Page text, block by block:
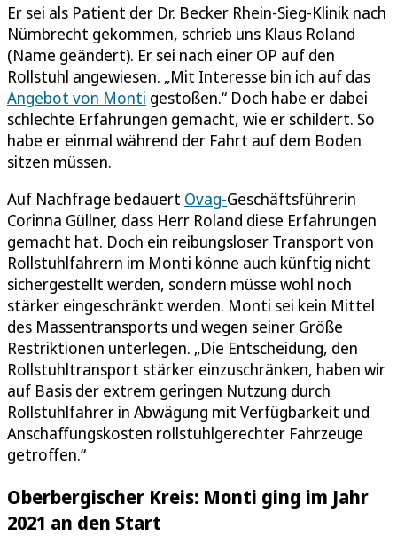
Er sei als Patient der Dr. Becker Rhein-Sieg-Klinik nach
Nümbrecht gekommen, schrieb uns Klaus Roland
(Name geändert). Er sei nach einer OP auf den
Rollstuhl angewiesen. „Mit Interesse bin ich auf das
Angebot von Monti gestoßen.“ Doch habe er dabei
schlechte Erfahrungen gemacht, wie er schildert. So
habe er einmal während der Fahrt auf dem Boden
sitzen müssen.
Auf Nachfrage bedauert Ovag-Geschäftsführerin
Corinna Güllner, dass Herr Roland diese Erfahrungen
gemacht hat. Doch ein reibungsloser Transport von
Rollstuhlfahrern im Monti könne auch künftig nicht
sichergestellt werden, sondern müsse wohl noch
stärker eingeschränkt werden. Monti sei kein Mittel
des Massentransports und wegen seiner Größe
Restriktionen unterlegen. „Die Entscheidung, den
Rollstuhltransport stärker einzuschränken, haben wir
auf Basis der extrem geringen Nutzung durch
Rollstuhlfahrer in Abwägung mit Verfügbarkeit und
Anschaffungskosten rollstuhlgerechter Fahrzeuge
getroffen.“
Oberbergischer Kreis: Monti ging im Jahr
2021 an den Start